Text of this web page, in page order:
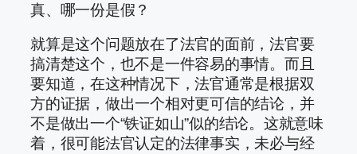
真、哪一份是假？
就算是这个问题放在了法官的面前，法官要
搞清楚这个，也不是一件容易的事情。而且
要知道，在这种情况下，法官通常是根据双
方的证据，做出一个相对更可信的结论，并
不是做出一个“铁证如山”似的结论。这就意味
着，很可能法官认定的法律事实，未必与经